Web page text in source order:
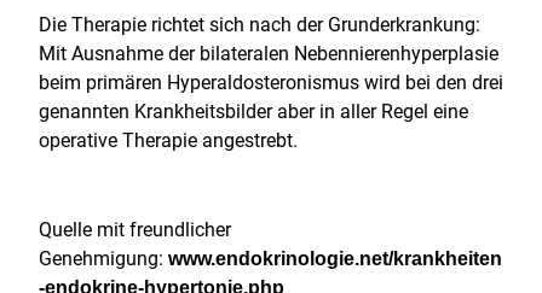
Die Therapie richtet sich nach der Grunderkrankung:
Mit Ausnahme der bilateralen Nebennierenhyperplasie
beim primären Hyperaldosteronismus wird bei den drei
genannten Krankheitsbilder aber in aller Regel eine
operative Therapie angestrebt.
Quelle mit freundlicher
Genehmigung: www.endokrinologie.net/krankheiten
-endokrine-hypertonie.php